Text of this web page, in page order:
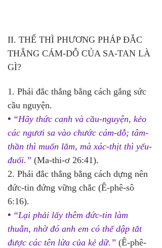
II. THẾ THÌ PHƯƠNG PHÁP ĐẮC
THẮNG CÁM-DỖ CỦA SA-TAN LÀ
GÌ?
1. Phải đắc thắng bằng cách gắng sức
cầu nguyện.
• “Hãy thức canh và cầu-nguyện, kẻo
các ngươi sa vào chước cám-dỗ; tâm-
thần thì muốn lắm, mà xác-thịt thì yếu-
đuối.” (Ma-thi-ơ 26:41).
2. Phải đắc thắng bằng cách dựng nên
đức-tin đứng vững chắc (Ê-phê-sô
6:16).
• “Lại phải lấy thêm đức-tin làm
thuẫn, nhờ đó anh em có thể dập tắt
được các tên lửa của kẻ dữ.” (Ê-phê-